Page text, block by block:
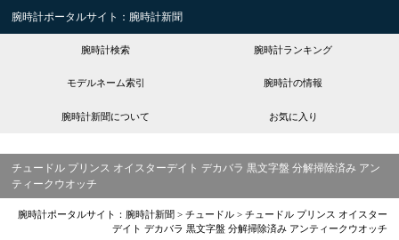
腕時計ポータルサイト：腕時計新聞
腕時計検索 腕時計ランキング
モデルネーム索引 腕時計の情報
腕時計新聞について お気に入り
チュードル プリンス オイスターデイト デカバラ 黒文字盤 分解掃除済み アン
ティークウオッチ
腕時計ポータルサイト：腕時計新聞 > チュードル> チュードル プリンス オイスター
デイト デカバラ 黒文字盤 分解掃除済み アンティークウオッチ